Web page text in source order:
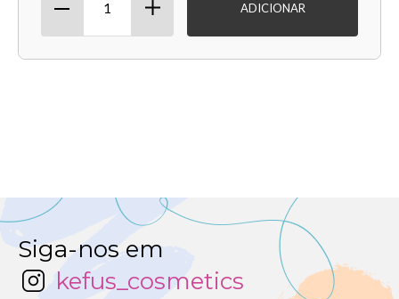
ADICIONAR
Siga-nos em
kefus_cosmetics